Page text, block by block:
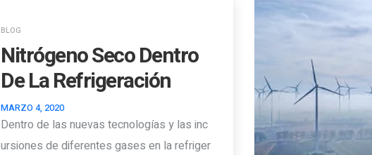
BLOG
Nitrógeno Seco Dentro
De La Refrigeración
MARZO 4, 2020
Dentro de las nuevas tecnologías y las inc
ursiones de diferentes gases en la refriger